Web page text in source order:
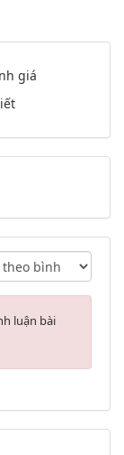
giá
luận bài